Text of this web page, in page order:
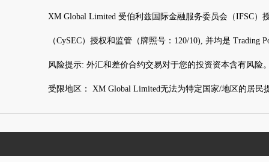
XM Global Limited 受伯利兹国际金融服务委员会（IFSC）
（CySEC）授权和监管（牌照号：120/10), 并均是 Trading
风险提示: 外汇和差价合约交易对于您的投资资本含有风险
受限地区： XM Global Limited无法为特定国家/地区的居